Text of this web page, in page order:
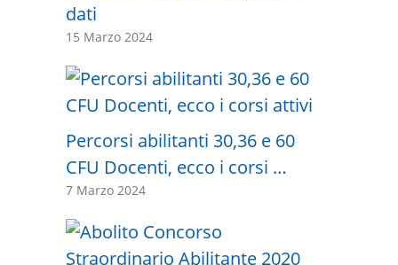
dati
15 Marzo 2024
Percorsi abilitanti 30,36 e 60
CFU Docenti, ecco i corsi …
7 Marzo 2024